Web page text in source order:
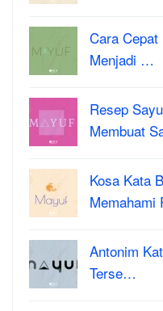
Cara
Menjadi …
Resep
Membuat
Kosa Kata
Memahami
Antonim
Terse…